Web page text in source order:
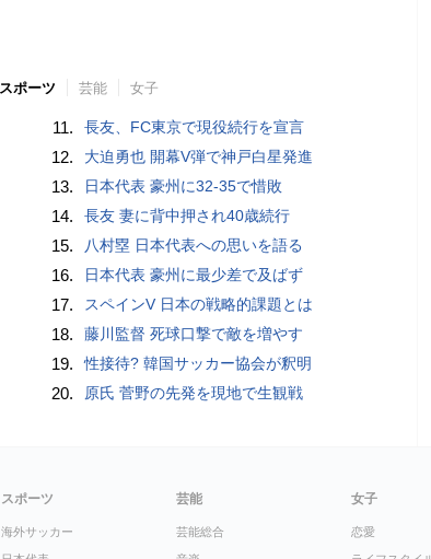
スポーツ 芸能 女子
11. 長友、FC東京で現役続行を宣言
12. 大迫勇也 開幕V弾で神戸白星発進
13. 日本代表 豪州に32-35で惜敗
14. 長友 妻に背中押され40歳続行
15. 八村塁 日本代表への思いを語る
16. 日本代表 豪州に最少差で及ばず
17. スペインV 日本の戦略的課題とは
18. 藤川監督 死球口撃で敵を増やす
19. 性接待? 韓国サッカー協会が釈明
20. 原氏 菅野の先発を現地で生観戦
スポーツ
海外サッカー
芸能
芸能総合
女子
恋愛